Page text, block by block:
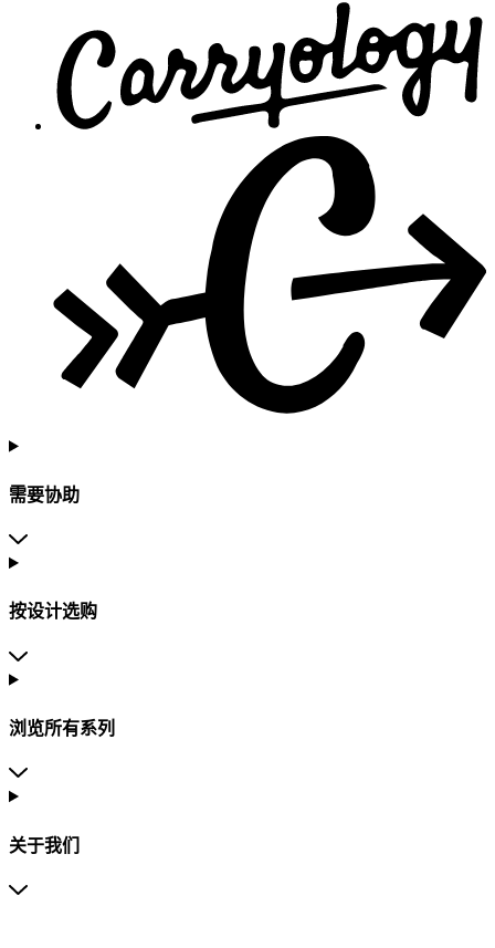
需要协助
按设计选购
浏览所有系列
关于我们